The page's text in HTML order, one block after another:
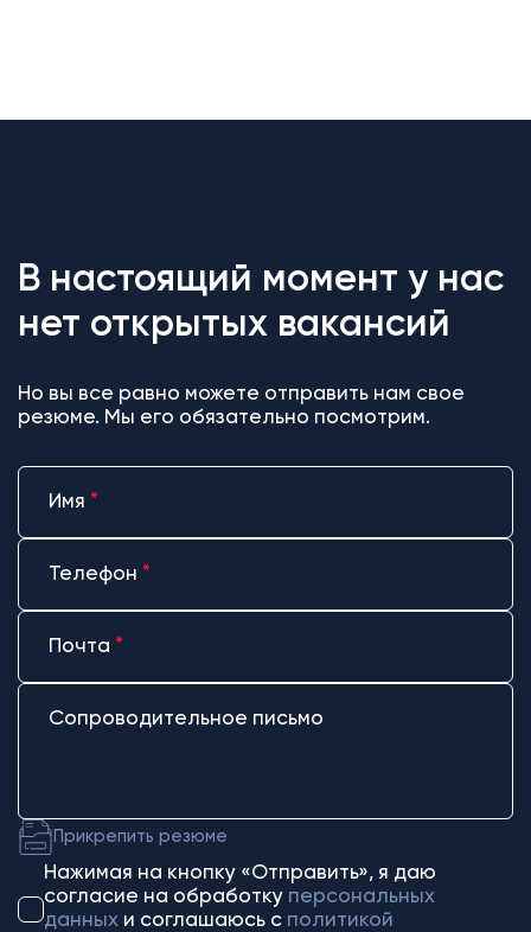
В настоящий момент у нас
нет открытых вакансий
Но вы все равно можете отправить нам свое
резюме. Мы его обязательно посмотрим.
Имя *
Телефон *
Почта *
Сопроводительное письмо
Прикрепить резюме
Нажимая на кнопку «Отправить», я даю
согласие на обработку персональных
данных и соглашаюсь c политикой